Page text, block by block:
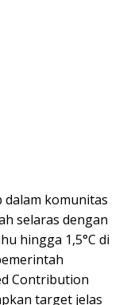
komunitas
selaras dengan
hingga 1,5°C di
Contribution
target jelas